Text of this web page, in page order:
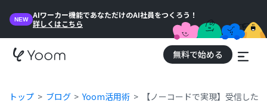
NEW
AIワーカー機能であなただけのAI社員をつくろう！
詳しくはこちら
無料で始める
トップ ブログ Yoom活用術 【ノーコードで実現】受信した